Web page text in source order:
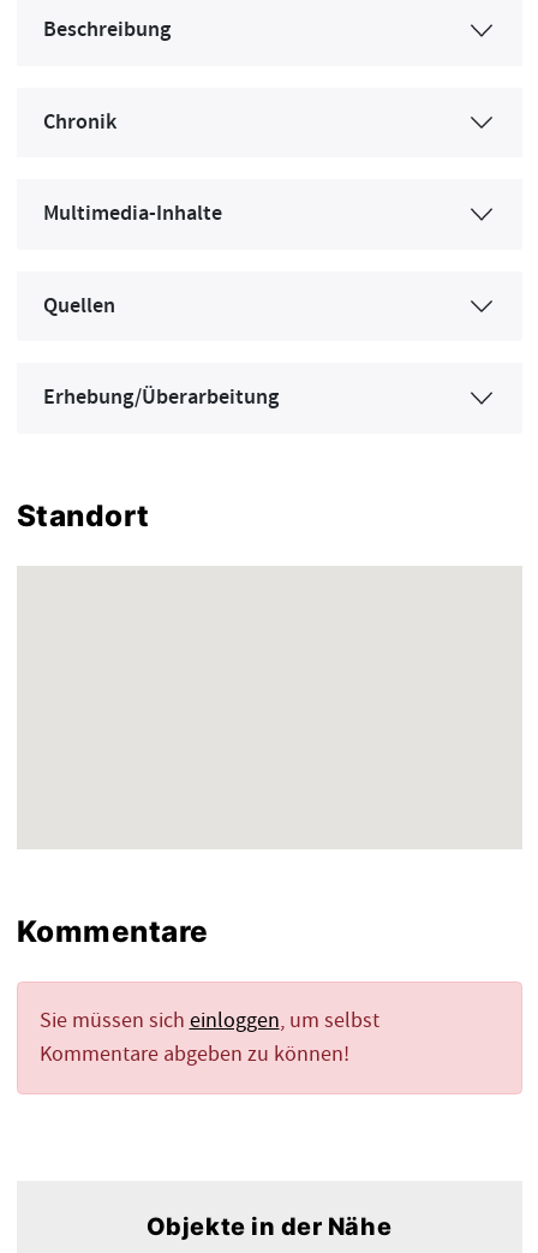
Beschreibung
Chronik
Multimedia-Inhalte
Quellen
Erhebung/Überarbeitung
Standort
Kommentare
Sie müssen sich einloggen, um selbst
Kommentare abgeben zu können!
Objekte in der Nähe